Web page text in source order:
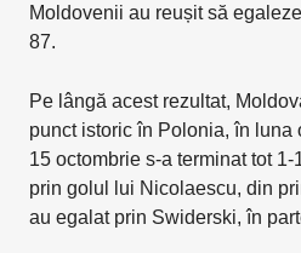
Moldovenii au reușit să
87.
Pe lângă acest rezultat,
punct istoric în Polonia, în luna
15 octombrie s-a terminat tot
prin golul lui Nicolaescu, din
au egalat prin Swiderski, în